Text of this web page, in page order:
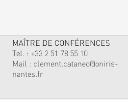
MAÎTRE DE CONFÉRENCES
Tel. : +33 2 51 78 55 10
Mail : clement.cataneo@oniris-
nantes.fr